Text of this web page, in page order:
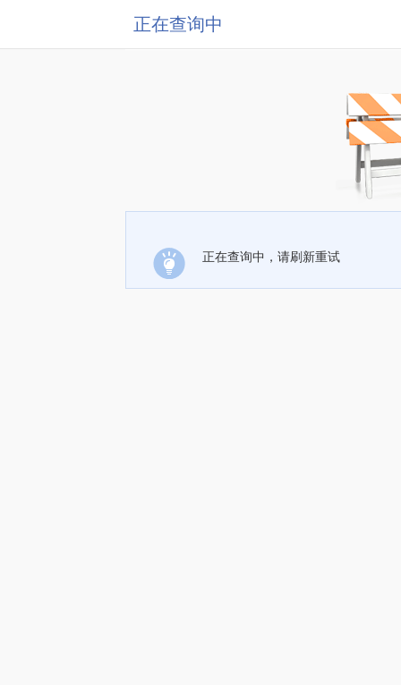
正在查询中
正在查询中，请刷新重试